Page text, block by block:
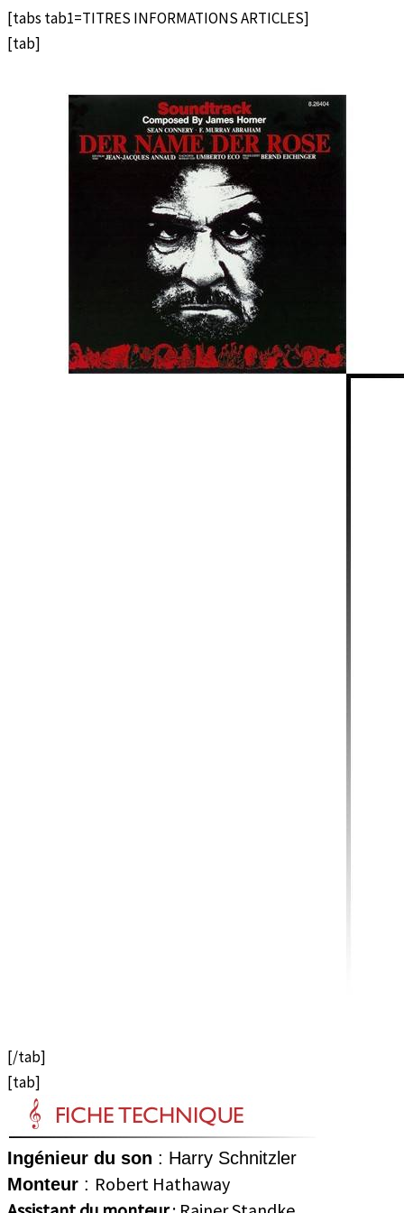
[tabs tab1=TITRES INFORMATIONS ARTICLES]
[tab]
[/tab]
[tab]
Ingénieur du son : Harry Schnitzler
Monteur : Robert Hathaway